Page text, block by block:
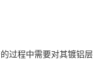
过程中需要对其镀铝